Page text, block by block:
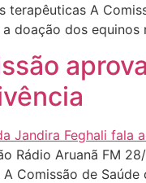
terapêuticas A
a doação dos
Rádio Aruanã FM
A Comissão de